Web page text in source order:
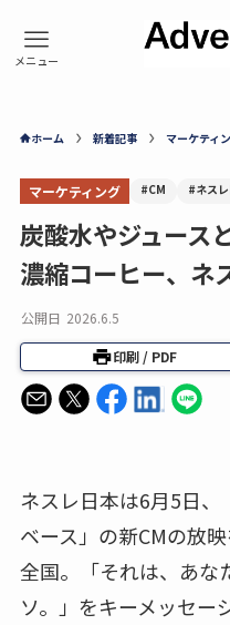
ホーム 新着記事 マーケティ
マーケティング #CM #ネス
炭酸水やジュース
濃縮コーヒー、ネ
公開日 2026.6.5
印刷 / PDF
ネスレ日本は6月5日、
ベース」の新CMの放
全国。「それは、あな
ソ。」をキーメッセー